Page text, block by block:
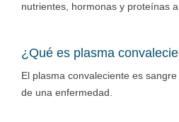
nutrientes, hormonas y proteínas
¿Qué es plasma
El plasma convaleciente es
de una enfermedad.